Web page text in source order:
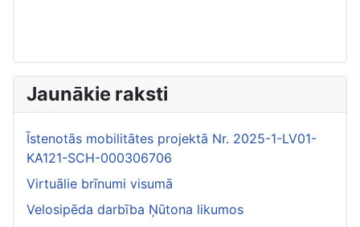
Jaunākie raksti
Īstenotās mobilitātes projektā Nr. 2025-1-LV01-
KA121-SCH-000306706
Virtuālie brīnumi visumā
Velosipēda darbība Ņūtona likumos